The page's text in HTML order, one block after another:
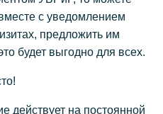
с уведомлением
предложить им
будет выгодно для всех.
действует на постоянной